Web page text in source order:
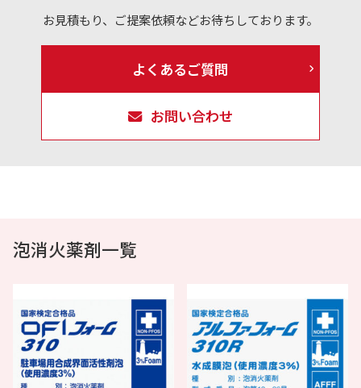
お見積もり、ご提案依頼などお待ちしております。
よくあるご質問
お問い合わせ
泡消火薬剤一覧